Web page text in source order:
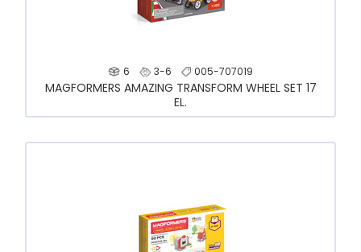
6 3-6 005-707019
MAGFORMERS AMAZING TRANSFORM WHEEL SET 17
EL.